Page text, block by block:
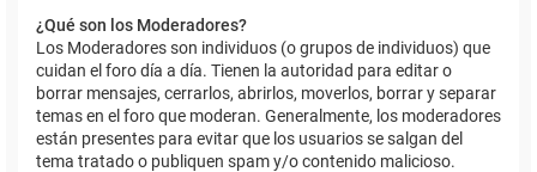
¿Qué son los Moderadores?
Los Moderadores son individuos (o grupos de individuos) que
cuidan el foro día a día. Tienen la autoridad para editar o
borrar mensajes, cerrarlos, abrirlos, moverlos, borrar y separar
temas en el foro que moderan. Generalmente, los moderadores
están presentes para evitar que los usuarios se salgan del
tema tratado o publiquen spam y/o contenido malicioso.